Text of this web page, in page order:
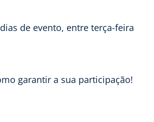
de evento, entre terça-feira
garantir a sua participação!